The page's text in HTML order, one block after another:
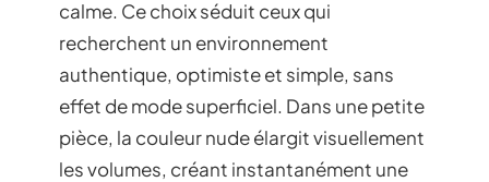
calme. Ce choix séduit ceux qui
recherchent un environnement
authentique, optimiste et simple, sans
effet de mode superficiel. Dans une petite
pièce, la couleur nude élargit visuellement
les volumes, créant instantanément une